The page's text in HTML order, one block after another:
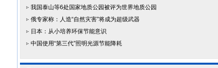
我国泰山等6处国家地质公园被评为世界地质公园
俄专家称：人造“自然灾害”将成为超级武器
日本：从小培养环保节能意识
中国使用“第三代”照明光源节能降耗